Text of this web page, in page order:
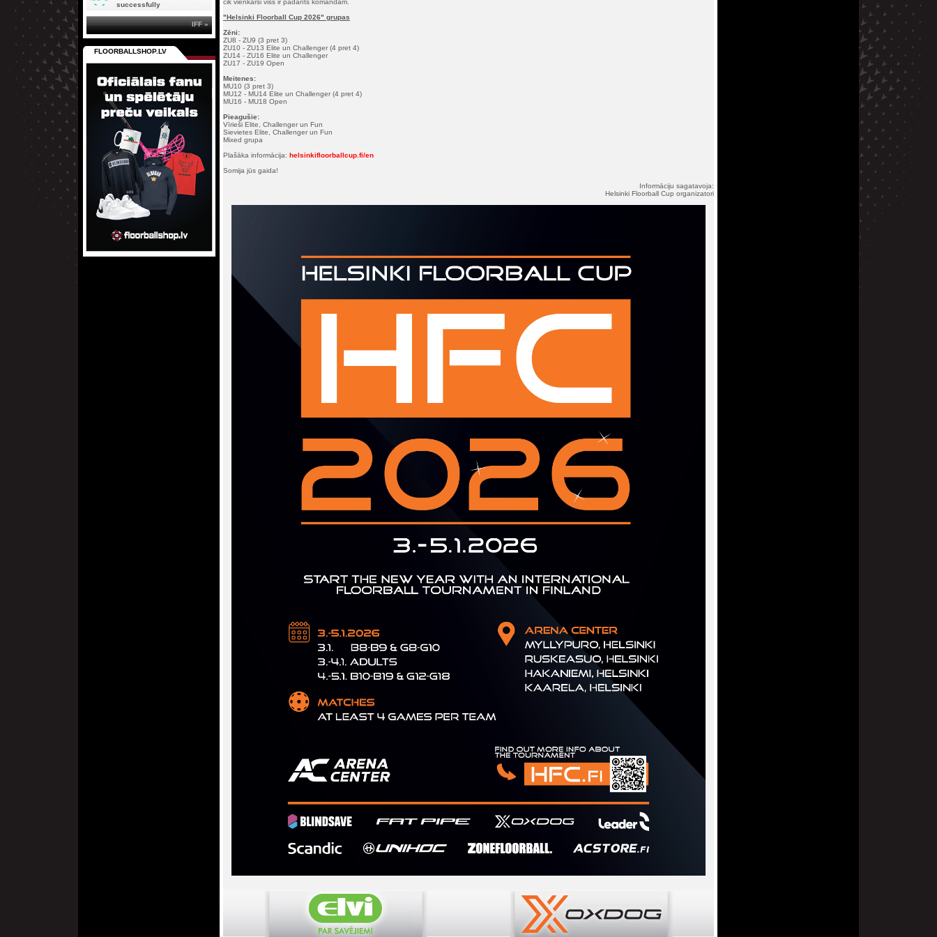
cik vienkārši viss ir padarīts komandām.
"Helsinki Floorball Cup 2026" grupas
Zēni:
ZU8 - ZU9 (3 pret 3)
ZU10 - ZU13 Elite un Challenger (4 pret 4)
ZU14 - ZU16 Elite un Challenger
ZU17 - ZU19 Open
Meitenes:
MU10 (3 pret 3)
MU12 - MU14 Elite un Challenger (4 pret 4)
MU16 - MU18 Open
Pieagušie:
Vīrieši Elite, Challenger un Fun
Sievietes Elite, Challenger un Fun
Mixed grupa
Plašāka informācija: helsinkifloorballcup.fi/en
Somija jūs gaida!
Informāciju sagatavoja:
Helsinki Floorball Cup organizatori
successfully
IFF »
FLOORBALLSHOP.LV